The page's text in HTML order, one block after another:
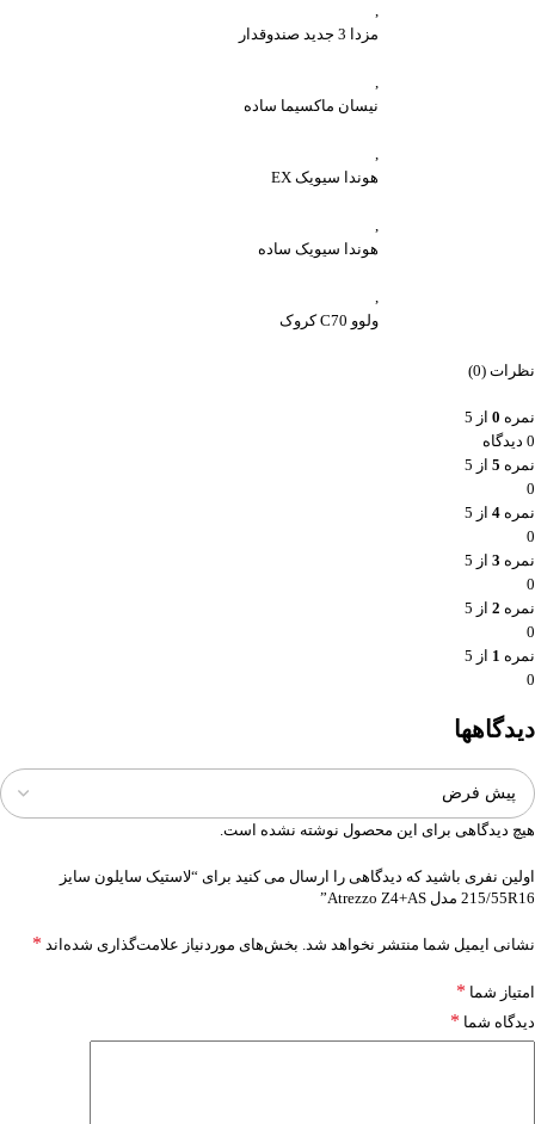
,
مزدا 3 جدید صندوقدار
,
نیسان ماکسیما ساده
,
هوندا سیویک EX
,
هوندا سیویک ساده
,
ولوو C70 کروک
نظرات (0)
نمره 0 از 5
0 دیدگاه
نمره 5 از 5
0
نمره 4 از 5
0
نمره 3 از 5
0
نمره 2 از 5
0
نمره 1 از 5
0
دیدگاهها
هیچ دیدگاهی برای این محصول نوشته نشده است.
اولین نفری باشید که دیدگاهی را ارسال می کنید برای “لاستیک سایلون سایز
215/55R16 مدل Atrezzo Z4+AS”
نشانی ایمیل شما منتشر نخواهد شد. بخش‌های موردنیاز علامت‌گذاری شده‌اند *
امتیاز شما *
دیدگاه شما *